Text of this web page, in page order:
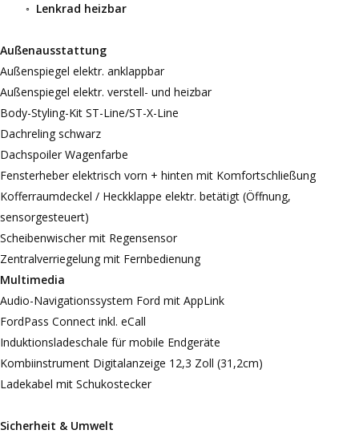
◦ Lenkrad heizbar
Außenausstattung
Außenspiegel elektr. anklappbar
Außenspiegel elektr. verstell- und heizbar
Body-Styling-Kit ST-Line/ST-X-Line
Dachreling schwarz
Dachspoiler Wagenfarbe
Fensterheber elektrisch vorn + hinten mit Komfortschließung
Kofferraumdeckel / Heckklappe elektr. betätigt (Öffnung,
sensorgesteuert)
Scheibenwischer mit Regensensor
Zentralverriegelung mit Fernbedienung
Multimedia
Audio-Navigationssystem Ford mit AppLink
FordPass Connect inkl. eCall
Induktionsladeschale für mobile Endgeräte
Kombiinstrument Digitalanzeige 12,3 Zoll (31,2cm)
Ladekabel mit Schukostecker
Sicherheit & Umwelt